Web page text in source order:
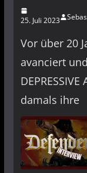
25. Juli 2023
Vor über 20
avanciert
damals ihre